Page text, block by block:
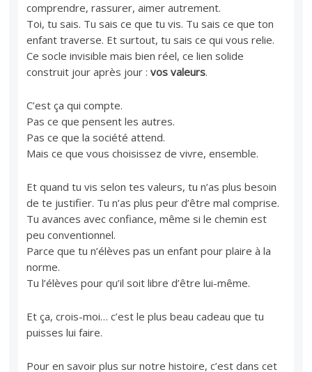
comprendre, rassurer, aimer autrement.
Toi, tu sais. Tu sais ce que tu vis. Tu sais ce que ton
enfant traverse. Et surtout, tu sais ce qui vous relie.
Ce socle invisible mais bien réel, ce lien solide
construit jour après jour :vos valeurs.
C’est ça qui compte.
Pas ce que pensent les autres.
Pas ce que la société attend.
Mais ce que vous choisissez de vivre, ensemble.
Et quand tu vis selon tes valeurs, tu n’as plus besoin
de te justifier. Tu n’as plus peur d’être mal comprise.
Tu avances avec confiance, même si le chemin est
peu conventionnel.
Parce que tu n’élèves pas un enfant pour plaire à la
norme.
Tu l’élèves pour qu’il soit libre d’être lui-même.
Et ça, crois-moi… c’est le plus beau cadeau que tu
puisses lui faire.
Pour en savoir plus sur notre histoire, c’est dans cet